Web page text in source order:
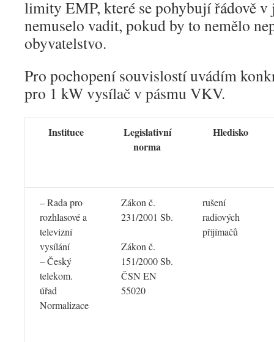
limity EMP, které se pohybují řádově
nemuselo vadit, pokud by to nemělo
obyvatelstvo.
Pro pochopení souvislostí uvádím
pro 1 kW vysílač v pásmu VKV.
Instituce
Legislativní
norma
Hledisko
– Rada pro
rozhlasové a
televizní
vysílání
– Český
telekom.
úřad
Normalizace
Zákon č.
231/2001 Sb.
Zákon č.
151/2000 Sb.
ČSN EN
55020
rušení
radiových
přijímačů